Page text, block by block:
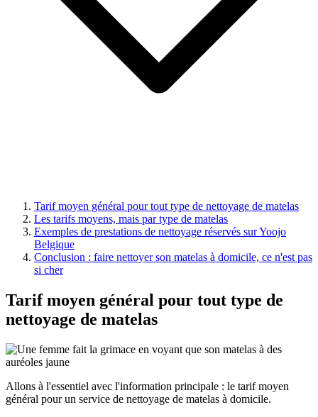
Tarif moyen général pour tout type de nettoyage de matelas
Les tarifs moyens, mais par type de matelas
Exemples de prestations de nettoyage réservés sur Yoojo
Belgique
Conclusion : faire nettoyer son matelas à domicile, ce n'est pas
si cher
Tarif moyen général pour tout type de
nettoyage de matelas
Allons à l'essentiel avec l'information principale : le tarif moyen
général pour un service de nettoyage de matelas à domicile.